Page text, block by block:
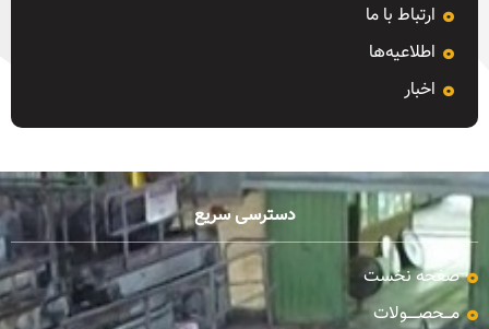
ارتباط با ما
اطلاعیه‌ها
اخبار
دسترسی سریع
صفحه نخست
مـــحصـــــولات